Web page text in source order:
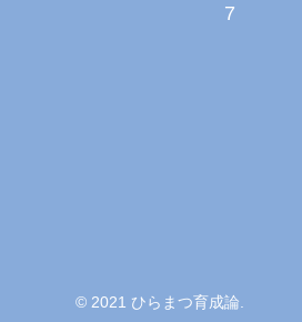
7
© 2021 ひらまつ育成論.